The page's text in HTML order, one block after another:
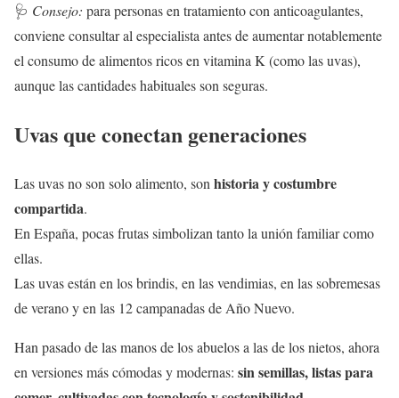
🩺 Consejo: para personas en tratamiento con anticoagulantes,
conviene consultar al especialista antes de aumentar notablemente
el consumo de alimentos ricos en vitamina K (como las uvas),
aunque las cantidades habituales son seguras.
Uvas que conectan generaciones
Las uvas no son solo alimento, son historia y costumbre
compartida.
En España, pocas frutas simbolizan tanto la unión familiar como
ellas.
Las uvas están en los brindis, en las vendimias, en las sobremesas
de verano y en las 12 campanadas de Año Nuevo.
Han pasado de las manos de los abuelos a las de los nietos, ahora
en versiones más cómodas y modernas: sin semillas, listas para